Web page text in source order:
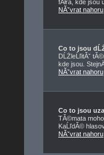
fĂłra, kde jsou
NĂˇvrat nahoru
Co to jsou
DĹŻleĹľitĂˇ
kde jsou.
NĂˇvrat nahoru
Co to jsou
TĂ©mata
KaĹľdĂ©
NĂˇvrat nahoru